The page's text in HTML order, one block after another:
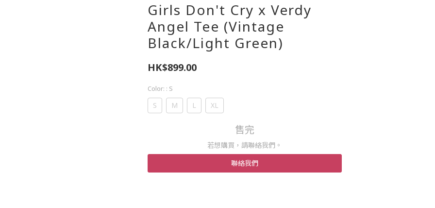
Girls Don't Cry x Verdy
Angel Tee (Vintage
Black/Light Green)
HK$899.00
Color: : S
S M L XL
售完
若想購買，請聯絡我們。
聯絡我們